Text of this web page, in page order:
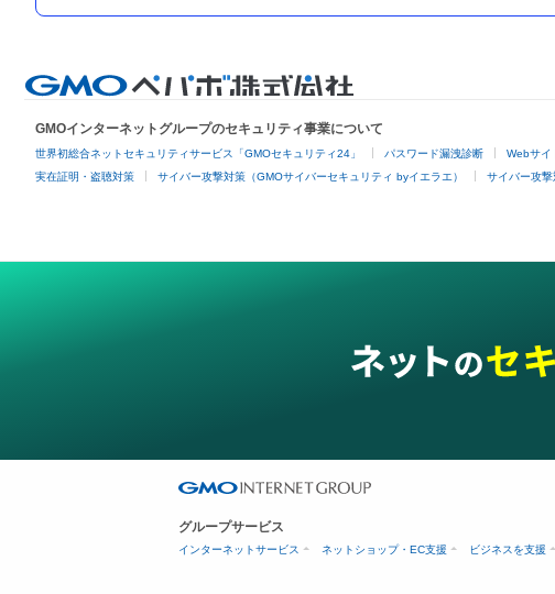
GMOインターネットグループのセキュリティ事業について
世界初総合ネットセキュリティサービス「GMOセキュリティ24」 パスワード漏洩診断 Webサイ
実在証明・盗聴対策 サイバー攻撃対策（GMOサイバーセキュリティ byイエラエ） サイバー攻撃
グループサービス
インターネットサービス ネットショップ・EC支援 ビジネスを支援